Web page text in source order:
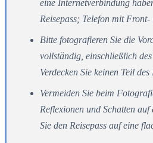
eine Internetverbindung
Reisepass; Telefon mit
Bitte fotografieren Sie die
vollständig, einschließlich
Verdecken Sie keinen Teil des
Vermeiden Sie beim
Reflexionen und Schatten auf
Sie den Reisepass auf eine